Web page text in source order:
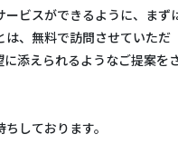
ビスができるように、まず
、無料で訪問させていただ
添えられるようなご提案を
しております。